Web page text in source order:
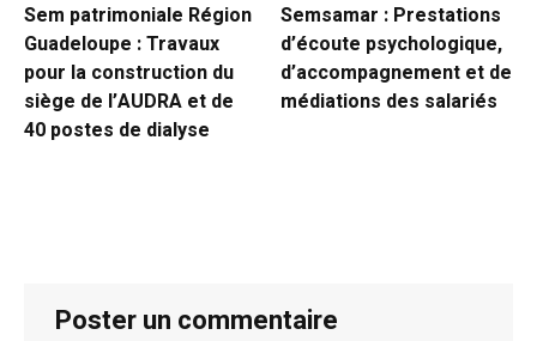
Sem patrimoniale Région
Guadeloupe : Travaux
pour la construction du
siège de l’AUDRA et de
40 postes de dialyse
Semsamar : Prestations
d’écoute psychologique,
d’accompagnement et de
médiations des salariés
Poster un commentaire